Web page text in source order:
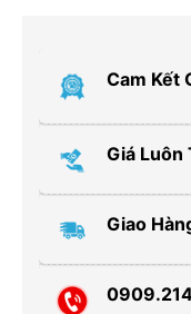
Cam Kết
Giá Luôn
Giao